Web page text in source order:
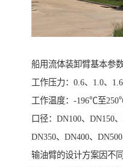
船用流体装卸臂基本参数
工作压力：0.6、1.0、
工作温度：-196℃至
口径：DN100、DN150
DN350、DN400、
输油臂的设计方案因不